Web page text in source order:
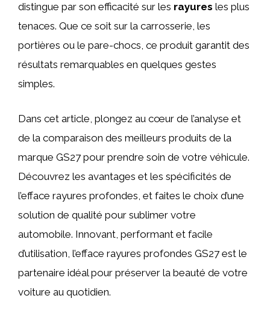
distingue par son efficacité sur les rayures les plus
tenaces. Que ce soit sur la carrosserie, les
portières ou le pare-chocs, ce produit garantit des
résultats remarquables en quelques gestes
simples.
Dans cet article, plongez au cœur de l’analyse et
de la comparaison des meilleurs produits de la
marque GS27 pour prendre soin de votre véhicule.
Découvrez les avantages et les spécificités de
l’efface rayures profondes, et faites le choix d’une
solution de qualité pour sublimer votre
automobile. Innovant, performant et facile
d’utilisation, l’efface rayures profondes GS27 est le
partenaire idéal pour préserver la beauté de votre
voiture au quotidien.